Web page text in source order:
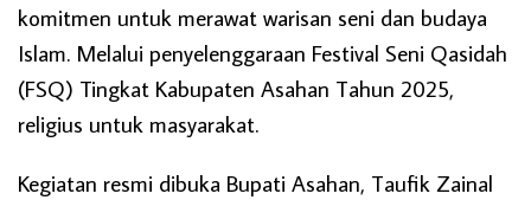
komitmen untuk merawat warisan seni dan budaya
Islam. Melalui penyelenggaraan Festival Seni Qasidah
(FSQ) Tingkat Kabupaten Asahan Tahun 2025,
religius untuk masyarakat.
Kegiatan resmi dibuka Bupati Asahan, Taufik Zainal